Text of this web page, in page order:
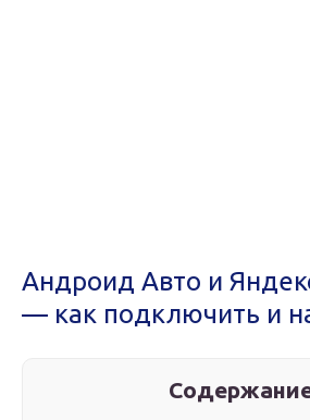
Андроид Авто и
— как подключить и